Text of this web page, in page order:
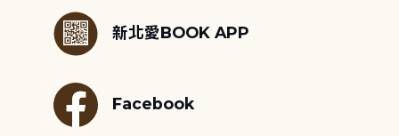
新北愛BOOK APP
Facebook